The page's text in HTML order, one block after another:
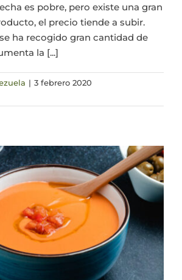
es pobre, pero existe una gran
el precio tiende a subir.
ha recogido gran cantidad de
la [...]
| 3 febrero 2020